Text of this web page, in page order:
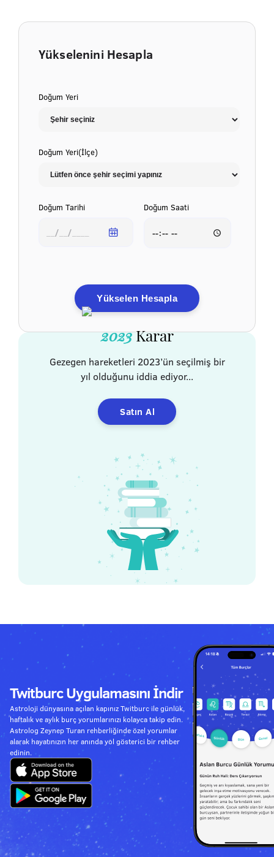
Yükselenini Hesapla
Doğum Yeri
Doğum Yeri(İlçe)
Doğum Tarihi Doğum Saati
Yükselen Hesapla
2023Karar
Gezegen hareketleri 2023’ün seçilmiş bir
yıl olduğunu iddia ediyor...
Satın Al
Twitburc Uygulamasını İndir
Astroloji dünyasına açılan kapınız Twitburc ile günlük,
haftalık ve aylık burç yorumlarınızı kolayca takip edin.
Astrolog Zeynep Turan rehberliğinde özel yorumlar
alarak hayatınızın her anında yol gösterici bir rehber
edinin.